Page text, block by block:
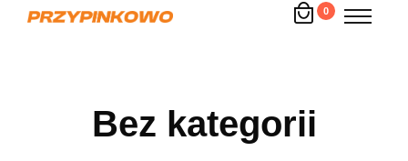
0
Bez kategorii